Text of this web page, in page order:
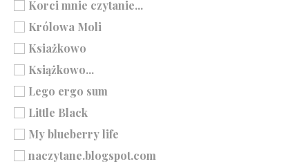
Korci mnie czytanie...
Królowa Moli
Ksiażkowo
Książkowo...
Lego ergo sum
Little Black
My blueberry life
naczytane.blogspot.com